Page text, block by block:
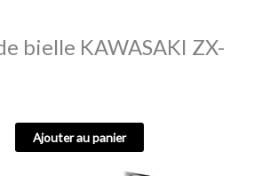
bielle KAWASAKI ZX-
Ajouter au panier